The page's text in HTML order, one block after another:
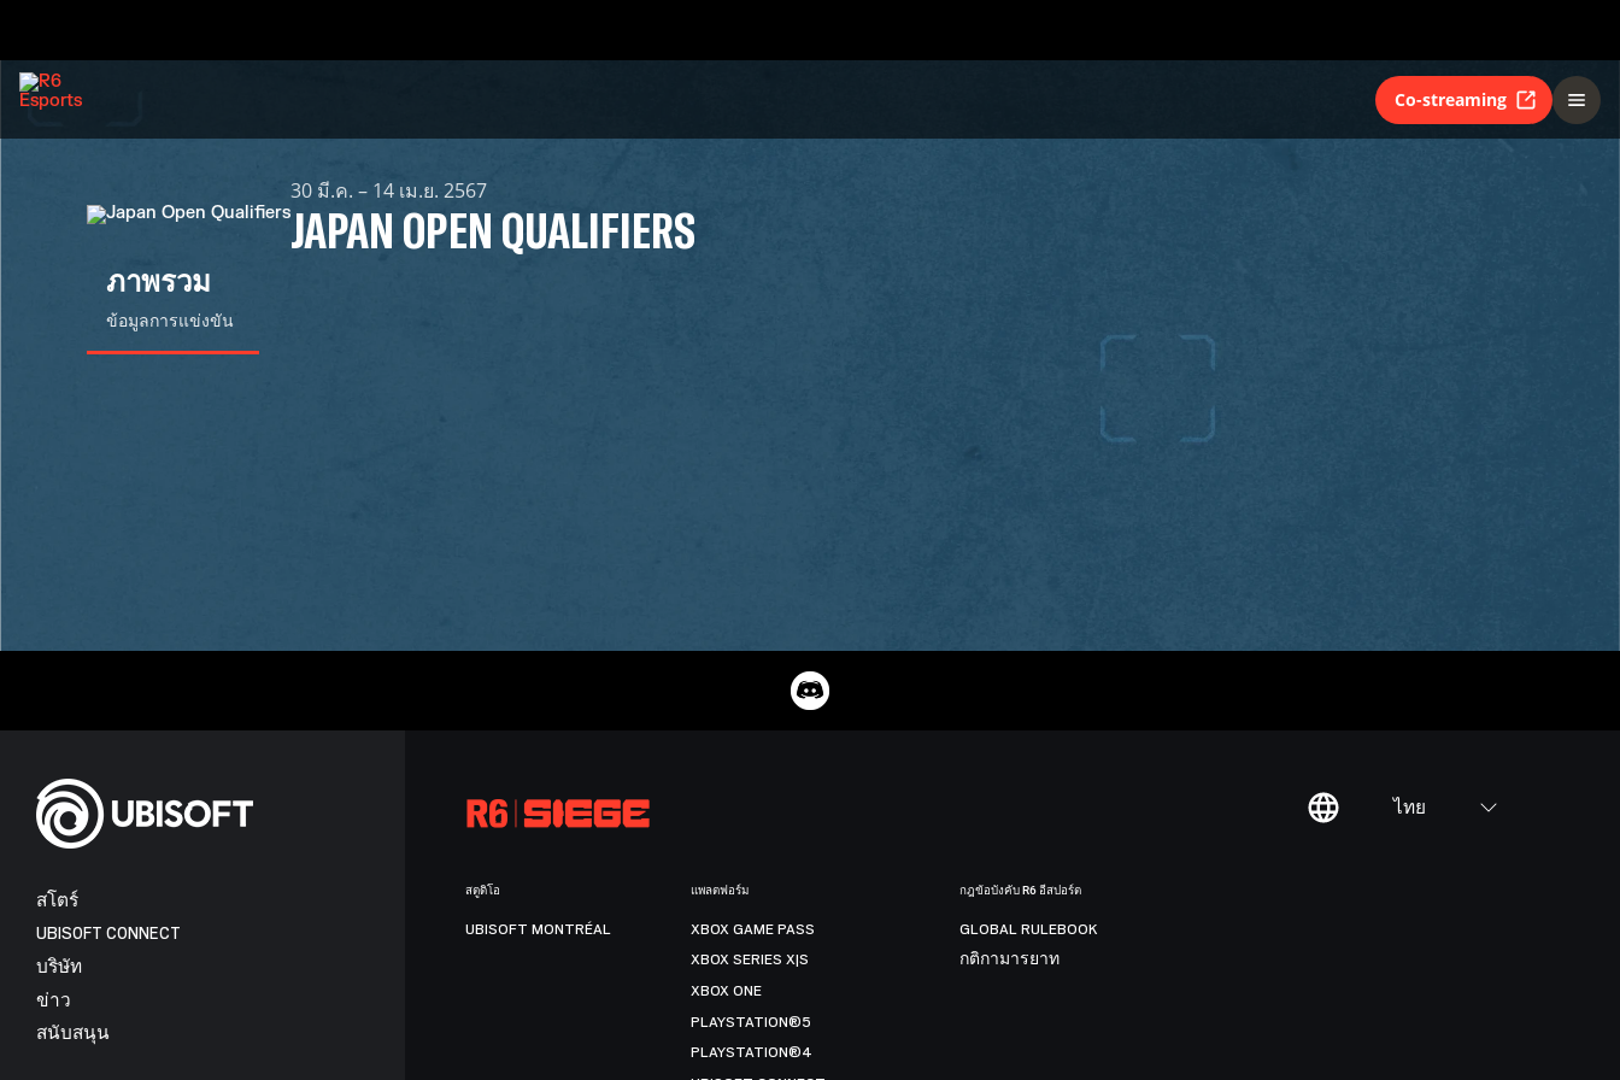
Co-streaming
30 มี.ค. – 14 เม.ย. 2567
JAPAN OPEN QUALIFIERS
ภาพรวม
ข้อมูลการแข่งขัน
ไทย
สโตร์
UBISOFT CONNECT
บริษัท
ข่าว
สนับสนุน
สตูดิโอ
UBISOFT MONTRÉAL
แพลตฟอร์ม
XBOX GAME PASS
XBOX SERIES X|S
XBOX ONE
PLAYSTATION®5
PLAYSTATION®4
กฎข้อบังคับ R6 อีสปอร์ต
GLOBAL RULEBOOK
กติกามารยาท